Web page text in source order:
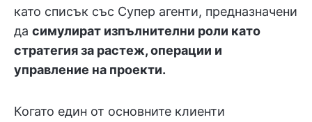
като списък със Супер агенти, предназначени
да симулират изпълнителни роли като
стратегия за растеж, операции и
управление на проекти.
Когато един от основните клиенти